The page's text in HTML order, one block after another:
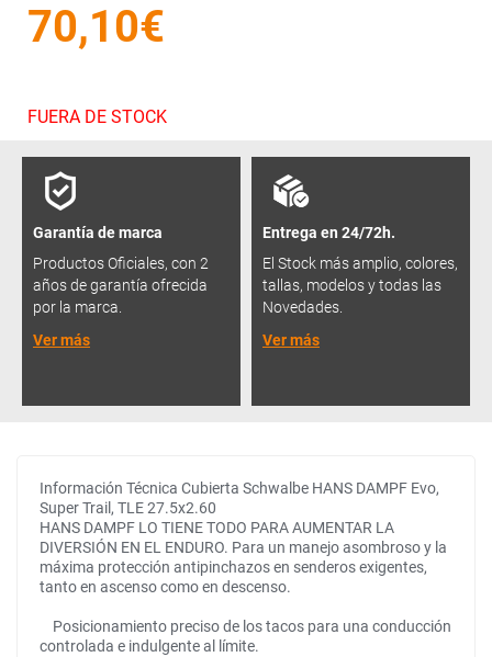
70,10€
FUERA DE STOCK
Garantía de marca
Productos Oficiales, con 2
años de garantía ofrecida
por la marca.
Ver más
Entrega en 24/72h.
El Stock más amplio, colores,
tallas, modelos y todas las
Novedades.
Ver más
Información Técnica Cubierta Schwalbe HANS DAMPF Evo,
Super Trail, TLE 27.5x2.60
HANS DAMPF LO TIENE TODO PARA AUMENTAR LA
DIVERSIÓN EN EL ENDURO. Para un manejo asombroso y la
máxima protección antipinchazos en senderos exigentes,
tanto en ascenso como en descenso.
Posicionamiento preciso de los tacos para una conducción
controlada e indulgente al límite.